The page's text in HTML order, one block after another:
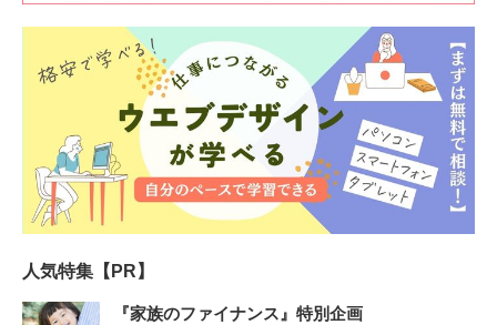
人気特集【PR】
『家族のファイナンス』特別企画